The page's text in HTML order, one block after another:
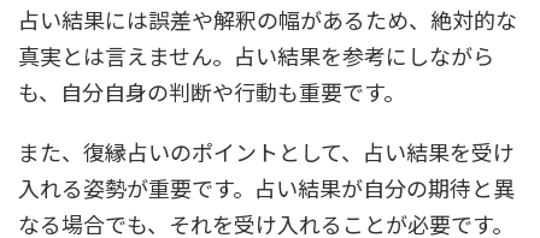
占い結果には誤差や解釈の幅があるため、絶対的な
真実とは言えません。占い結果を参考にしながら
も、自分自身の判断や行動も重要です。
また、復縁占いのポイントとして、占い結果を受け
入れる姿勢が重要です。占い結果が自分の期待と異
なる場合でも、それを受け入れることが必要です。